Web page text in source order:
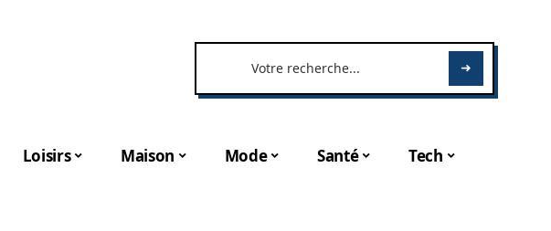
Loisirs Maison Mode Santé Tech